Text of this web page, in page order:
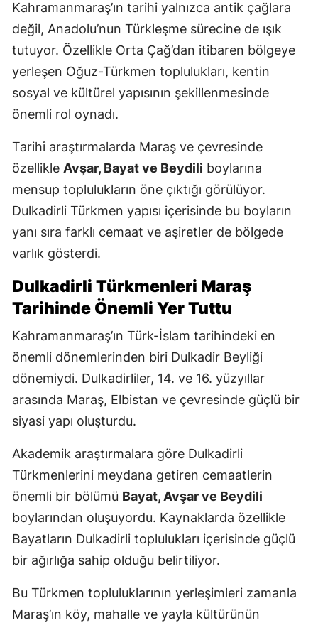
Kahramanmaraş’ın tarihi yalnızca antik çağlara
değil, Anadolu’nun Türkleşme sürecine de ışık
tutuyor. Özellikle Orta Çağ’dan itibaren bölgeye
yerleşen Oğuz-Türkmen toplulukları, kentin
sosyal ve kültürel yapısının şekillenmesinde
önemli rol oynadı.
Tarihî araştırmalarda Maraş ve çevresinde
özellikle Avşar, Bayat ve Beydili boylarına
mensup toplulukların öne çıktığı görülüyor.
Dulkadirli Türkmen yapısı içerisinde bu boyların
yanı sıra farklı cemaat ve aşiretler de bölgede
varlık gösterdi.
Dulkadirli Türkmenleri Maraş
Tarihinde Önemli Yer Tuttu
Kahramanmaraş’ın Türk-İslam tarihindeki en
önemli dönemlerinden biri Dulkadir Beyliği
dönemiydi. Dulkadirliler, 14. ve 16. yüzyıllar
arasında Maraş, Elbistan ve çevresinde güçlü bir
siyasi yapı oluşturdu.
Akademik araştırmalara göre Dulkadirli
Türkmenlerini meydana getiren cemaatlerin
önemli bir bölümü Bayat, Avşar ve Beydili
boylarından oluşuyordu. Kaynaklarda özellikle
Bayatların Dulkadirli toplulukları içerisinde güçlü
bir ağırlığa sahip olduğu belirtiliyor.
Bu Türkmen topluluklarının yerleşimleri zamanla
Maraş’ın köy, mahalle ve yayla kültürünün